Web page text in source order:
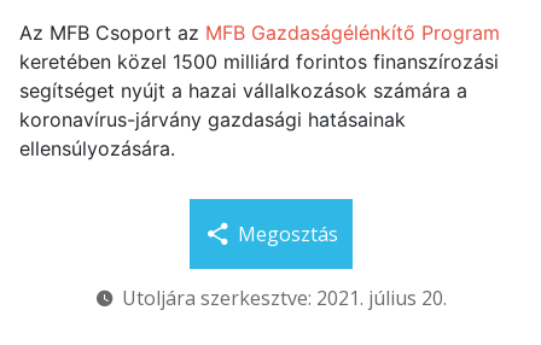
Az MFB Csoport az MFB Gazdaságélénkítő Program
keretében közel 1500 milliárd forintos finanszírozási
segítséget nyújt a hazai vállalkozások számára a
koronavírus-járvány gazdasági hatásainak
ellensúlyozására.
Megosztás
Utoljára szerkesztve: 2021. július 20.